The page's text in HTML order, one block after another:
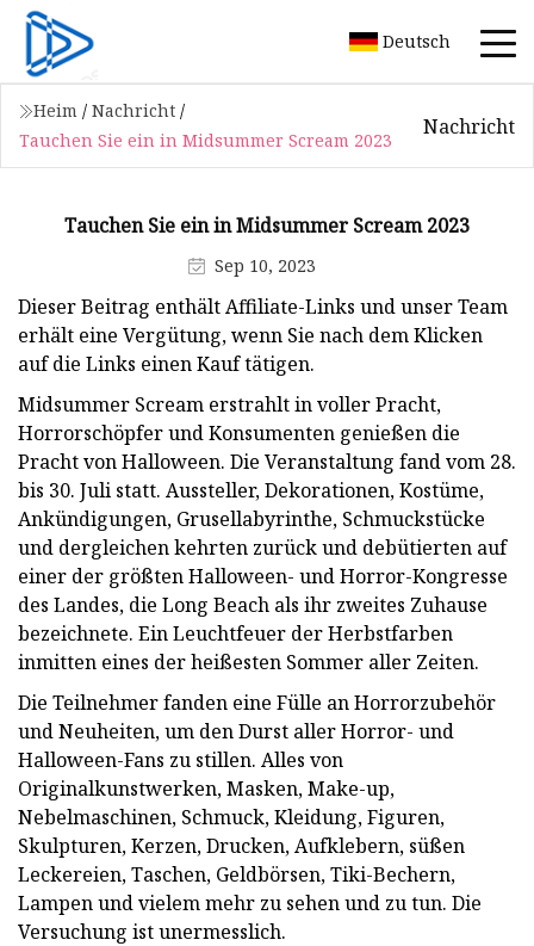
Deutsch
Heim / Nachricht /
Tauchen Sie ein in Midsummer Scream 2023
Nachricht
Tauchen Sie ein in Midsummer Scream 2023
Sep 10, 2023
Dieser Beitrag enthält Affiliate-Links und unser Team
erhält eine Vergütung, wenn Sie nach dem Klicken
auf die Links einen Kauf tätigen.
Midsummer Scream erstrahlt in voller Pracht,
Horrorschöpfer und Konsumenten genießen die
Pracht von Halloween. Die Veranstaltung fand vom 28.
bis 30. Juli statt. Aussteller, Dekorationen, Kostüme,
Ankündigungen, Grusellabyrinthe, Schmuckstücke
und dergleichen kehrten zurück und debütierten auf
einer der größten Halloween- und Horror-Kongresse
des Landes, die Long Beach als ihr zweites Zuhause
bezeichnete. Ein Leuchtfeuer der Herbstfarben
inmitten eines der heißesten Sommer aller Zeiten.
Die Teilnehmer fanden eine Fülle an Horrorzubehör
und Neuheiten, um den Durst aller Horror- und
Halloween-Fans zu stillen. Alles von
Originalkunstwerken, Masken, Make-up,
Nebelmaschinen, Schmuck, Kleidung, Figuren,
Skulpturen, Kerzen, Drucken, Aufklebern, süßen
Leckereien, Taschen, Geldbörsen, Tiki-Bechern,
Lampen und vielem mehr zu sehen und zu tun. Die
Versuchung ist unermesslich.